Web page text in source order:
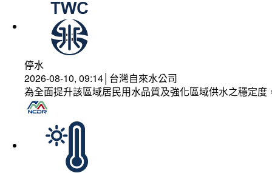
停水
2026-08-10, 09:14│台灣自來水公司
為全面提升該區域居民用水品質及強化區域供水之穩定